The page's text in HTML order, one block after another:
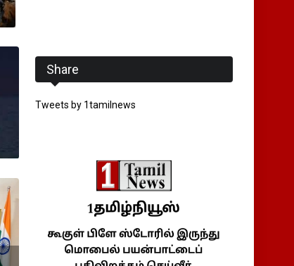
Share
Tweets by 1tamilnews